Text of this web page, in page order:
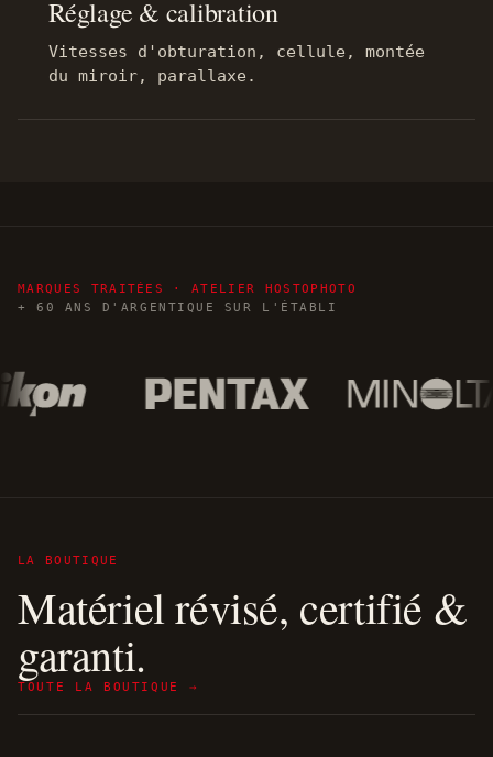
Réglage & calibration
Vitesses d'obturation, cellule, montée
du miroir, parallaxe.
MARQUES TRAITÉES · ATELIER HOSTOPHOTO
+ 60 ANS D'ARGENTIQUE SUR L'ÉTABLI
LA BOUTIQUE
Matériel révisé, certifié &
garanti.
TOUTE LA BOUTIQUE →